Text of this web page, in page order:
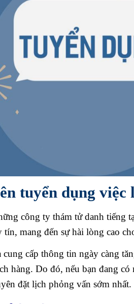
tuyển dụng việc
công ty thám tử danh tiếng
mang đến sự hài lòng cao
cấp thông tin ngày càng
hàng. Do đó, nếu bạn đang
đặt lịch phỏng vấn sớm nhất.